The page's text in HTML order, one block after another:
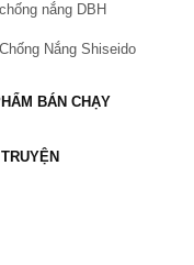
nắng DBH
Nắng Shiseido
BÁN CHẠY